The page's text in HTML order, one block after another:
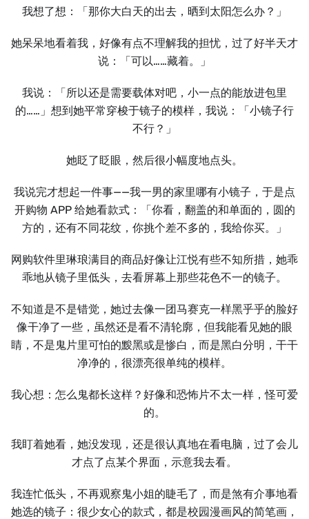
我想了想：「那你大白天的出去，晒到太阳怎么办？」
她呆呆地看着我，好像有点不理解我的担忧，过了好半天才
说：「可以……藏着。」
我说：「所以还是需要载体对吧，小一点的能放进包里
的……」想到她平常穿梭于镜子的模样，我说：「小镜子行
不行？」
她眨了眨眼，然后很小幅度地点头。
我说完才想起一件事——我一男的家里哪有小镜子，于是点
开购物 APP 给她看款式：「你看，翻盖的和单面的，圆的
方的，还有不同花纹，你挑个差不多的，我给你买。」
网购软件里琳琅满目的商品好像让江悦有些不知所措，她乖
乖地从镜子里低头，去看屏幕上那些花色不一的镜子。
不知道是不是错觉，她过去像一团马赛克一样黑乎乎的脸好
像干净了一些，虽然还是看不清轮廓，但我能看见她的眼
睛，不是鬼片里可怕的黢黑或是惨白，而是黑白分明，干干
净净的，很漂亮很单纯的模样。
我心想：怎么鬼都长这样？好像和恐怖片不太一样，怪可爱
的。
我盯着她看，她没发现，还是很认真地在看电脑，过了会儿
才点了点某个界面，示意我去看。
我连忙低头，不再观察鬼小姐的睫毛了，而是煞有介事地看
她选的镜子：很少女心的款式，都是校园漫画风的简笔画，